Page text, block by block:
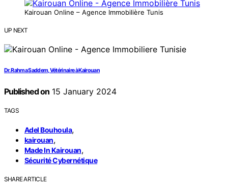
Kairouan Online – Agence Immobilière Tunis
UP NEXT
Dr. Rahma Saddem, Vétérinaire à Kairouan
Published on15 January 2024
TAGS
Adel Bouhoula,
kairouan,
Made In Kairouan,
Sécurité Cybernétique
SHARE ARTICLE